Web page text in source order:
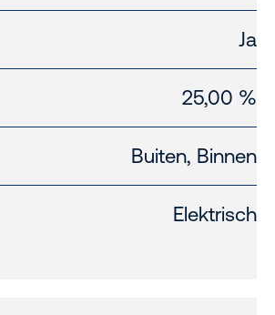
Ja
25,00 %
Buiten, Binnen
Elektrisch